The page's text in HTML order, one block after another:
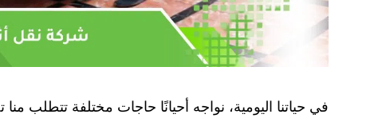
في حياتنا اليومية، نواجه أحيانًا حاجات مختلفة تتطلب